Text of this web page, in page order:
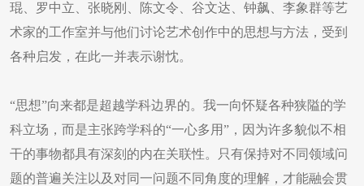
琨、罗中立、张晓刚、陈文令、谷文达、钟飙、李象群等艺
术家的工作室并与他们讨论艺术创作中的思想与方法，受到
各种启发，在此一并表示谢忱。
“思想”向来都是超越学科边界的。我一向怀疑各种狭隘的学
科立场，而是主张跨学科的“一心多用”，因为许多貌似不相
干的事物都具有深刻的内在关联性。只有保持对不同领域问
题的普遍关注以及对同一问题不同角度的理解，才能融会贯